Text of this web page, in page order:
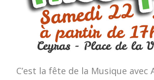
C’est la fête de la Musique avec